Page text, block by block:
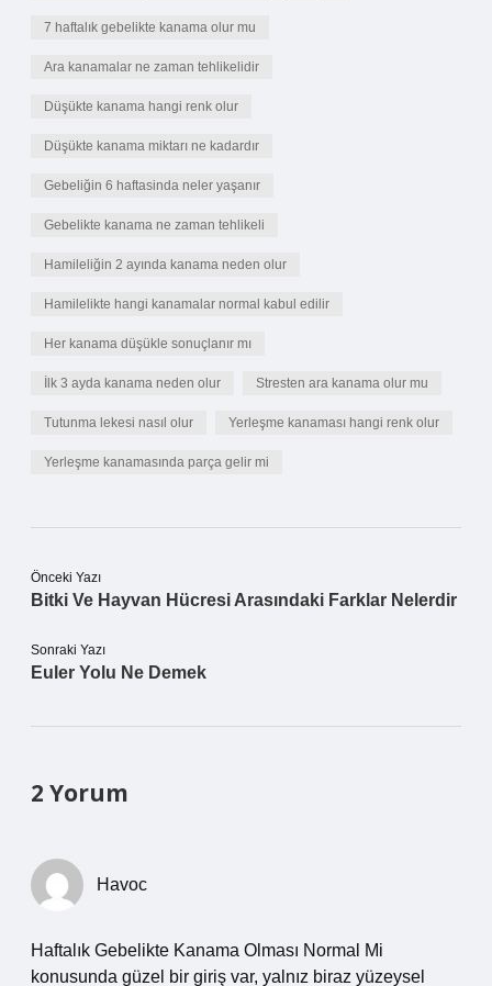
7 haftalık gebelikte kanama olur mu
Ara kanamalar ne zaman tehlikelidir
Düşükte kanama hangi renk olur
Düşükte kanama miktarı ne kadardır
Gebeliğin 6 haftasinda neler yaşanır
Gebelikte kanama ne zaman tehlikeli
Hamileliğin 2 ayında kanama neden olur
Hamilelikte hangi kanamalar normal kabul edilir
Her kanama düşükle sonuçlanır mı
İlk 3 ayda kanama neden olur Stresten ara kanama olur mu
Tutunma lekesi nasıl olur Yerleşme kanaması hangi renk olur
Yerleşme kanamasında parça gelir mi
Önceki Yazı
Bitki Ve Hayvan Hücresi Arasındaki Farklar Nelerdir
Sonraki Yazı
Euler Yolu Ne Demek
2 Yorum
Havoc
Haftalık Gebelikte Kanama Olması Normal Mi
konusunda güzel bir giriş var, yalnız biraz yüzeysel